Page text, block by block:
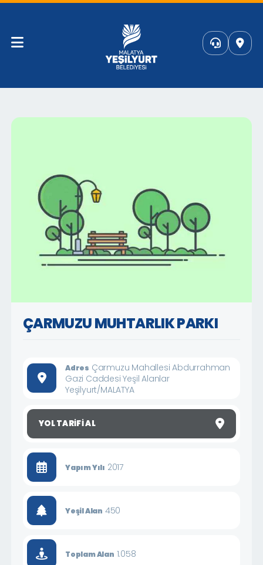
ÇARMUZU MUHTARLIK PARKI
Adres Çarmuzu Mahallesi Abdurrahman
Gazi Caddesi Yeşil Alanlar
Yeşilyurt/MALATYA
YOL TARIFI AL
Yapım Yılı 2017
Yeşil Alan 450
Toplam Alan 1.058